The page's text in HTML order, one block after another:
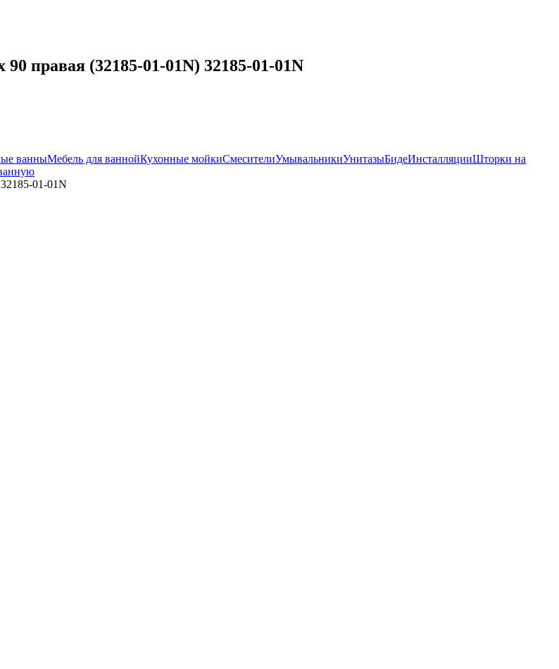
правая (32185-01-01N) 32185-01-01N
ванныМебель для ваннойКухонные мойкиСмесителиУмывальникиУнитазыБидеИнсталляцииШторки на
01-01N